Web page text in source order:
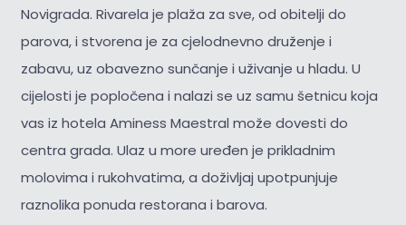
Novigrada. Rivarela je plaža za sve, od obitelji do
parova, i stvorena je za cjelodnevno druženje i
zabavu, uz obavezno sunčanje i uživanje u hladu. U
cijelosti je popločena i nalazi se uz samu šetnicu koja
vas iz hotela Aminess Maestral može dovesti do
centra grada. Ulaz u more uređen je prikladnim
molovima i rukohvatima, a doživljaj upotpunjuje
raznolika ponuda restorana i barova.